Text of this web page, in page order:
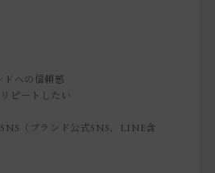
ドへの信頼感
ピートしたい
（ブランド公式SNS、LINE含